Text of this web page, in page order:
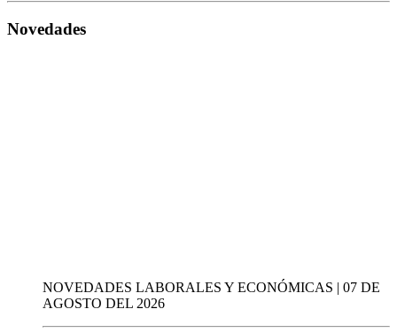
Novedades
NOVEDADES LABORALES Y ECONÓMICAS | 07 DE
AGOSTO DEL 2026